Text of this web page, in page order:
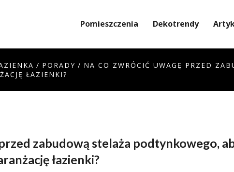
Pomieszczenia Dekotrendy
/ PORADY / NA CO ZWRÓCIĆ UWAGĘ PRZED
ŁAZIENKI?
zabudową stelaża podtynkowego,
łazienki?